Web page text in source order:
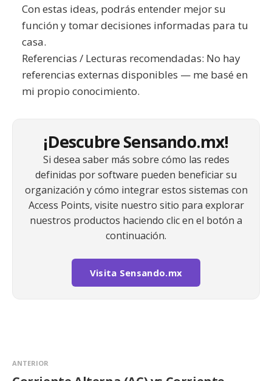
Con estas ideas, podrás entender mejor su
función y tomar decisiones informadas para tu
casa.
Referencias / Lecturas recomendadas: No hay
referencias externas disponibles — me basé en
mi propio conocimiento.
¡Descubre Sensando.mx!
Si desea saber más sobre cómo las redes
definidas por software pueden beneficiar su
organización y cómo integrar estos sistemas con
Access Points, visite nuestro sitio para explorar
nuestros productos haciendo clic en el botón a
continuación.
Visita Sensando.mx
ANTERIOR